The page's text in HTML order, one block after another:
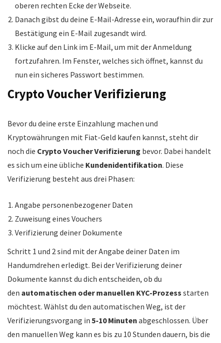
oberen rechten Ecke der Webseite.
Danach gibst du deine E-Mail-Adresse ein, woraufhin dir zur
Bestätigung ein E-Mail zugesandt wird.
Klicke auf den Link im E-Mail, um mit der Anmeldung
fortzufahren. Im Fenster, welches sich öffnet, kannst du
nun ein sicheres Passwort bestimmen.
Crypto Voucher Verifizierung
Bevor du deine erste Einzahlung machen und
Kryptowährungen mit Fiat-Geld kaufen kannst, steht dir
noch die Crypto Voucher Verifizierung bevor. Dabei handelt
es sich um eine übliche Kundenidentifikation. Diese
Verifizierung besteht aus drei Phasen:
Angabe personenbezogener Daten
Zuweisung eines Vouchers
Verifizierung deiner Dokumente
Schritt 1 und 2 sind mit der Angabe deiner Daten im
Handumdrehen erledigt. Bei der Verifizierung deiner
Dokumente kannst du dich entscheiden, ob du
den automatischen oder manuellen KYC-Prozess starten
möchtest. Wählst du den automatischen Weg, ist der
Verifizierungsvorgang in 5-10 Minuten abgeschlossen. Über
den manuellen Weg kann es bis zu 10 Stunden dauern, bis die